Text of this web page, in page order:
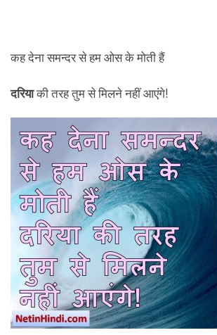
कह देना समन्दर से हम ओस के मोती हैं
दरियाकी तरह तुम से मिलने नहीं आएंगे!